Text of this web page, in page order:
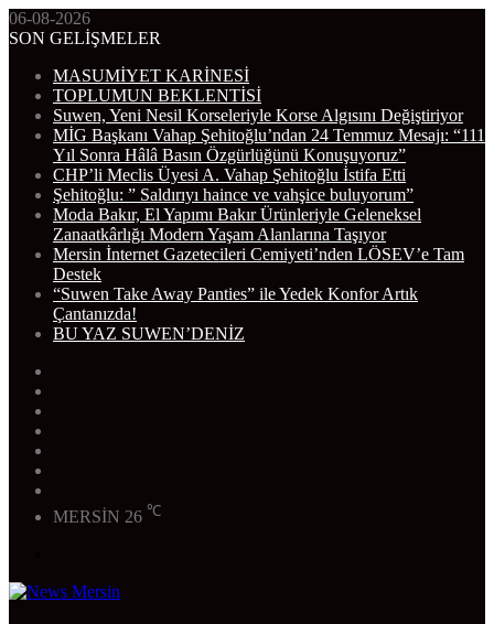
06-08-2026
SON GELİŞMELER
MASUMİYET KARİNESİ
TOPLUMUN BEKLENTİSİ
Suwen, Yeni Nesil Korseleriyle Korse Algısını Değiştiriyor
MİG Başkanı Vahap Şehitoğlu’ndan 24 Temmuz Mesajı: “111
Yıl Sonra Hâlâ Basın Özgürlüğünü Konuşuyoruz”
CHP’li Meclis Üyesi A. Vahap Şehitoğlu İstifa Etti
Şehitoğlu: ” Saldırıyı haince ve vahşice buluyorum”
Moda Bakır, El Yapımı Bakır Ürünleriyle Geleneksel
Zanaatkârlığı Modern Yaşam Alanlarına Taşıyor
Mersin İnternet Gazetecileri Cemiyeti’nden LÖSEV’e Tam
Destek
“Suwen Take Away Panties” ile Yedek Konfor Artık
Çantanızda!
BU YAZ SUWEN’DENİZ
MERSİN 26 ℃